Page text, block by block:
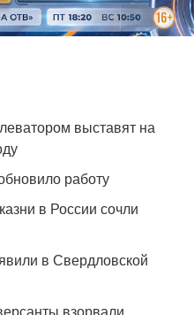
выставят на
работу
в России сочли
в Свердловской
взорвали